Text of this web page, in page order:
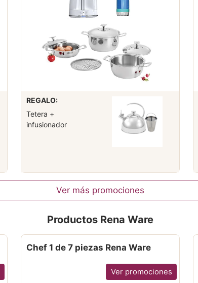
REGALO:
Tetera +
infusionador
Ver más promociones
Productos Rena Ware
Chef 1 de 7 piezas Rena Ware
Ver promociones